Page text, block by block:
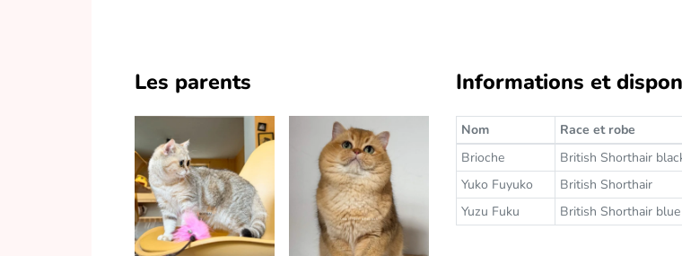
Les parents Informations et
Nom Race et robe
Brioche
British Shorthair
Yuko Fuyuko
British Shorthair
Yuzu Fuku
British Shorthair